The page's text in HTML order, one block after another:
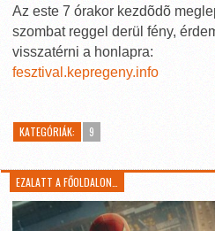
Az este 7 órakor kezdõdõ
szombat reggel derül fény,
visszatérni a honlapra:
fesztival.kepregeny.info
KATEGÓRIÁK: 9
EZALATT A FŐOLDALON…